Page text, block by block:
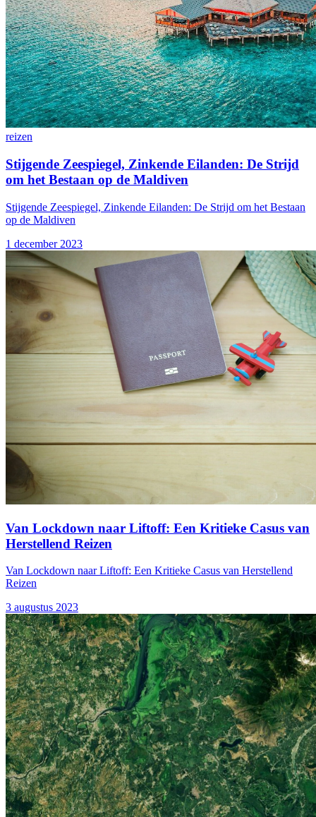
reizen
Stijgende Zeespiegel, Zinkende Eilanden: De Strijd
om het Bestaan op de Maldiven
Stijgende Zeespiegel, Zinkende Eilanden: De Strijd om het Bestaan
op de Maldiven
1 december 2023
Van Lockdown naar Liftoff: Een Kritieke Casus van
Herstellend Reizen
Van Lockdown naar Liftoff: Een Kritieke Casus van Herstellend
Reizen
3 augustus 2023